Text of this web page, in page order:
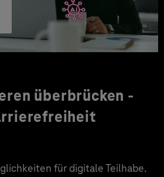
überbrücken -
für digitale Teilhabe.